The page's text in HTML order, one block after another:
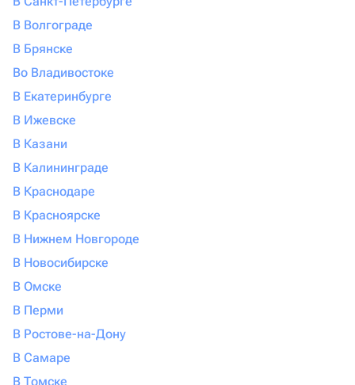
В Волгограде
В Брянске
Во Владивостоке
В Екатеринбурге
В Ижевске
В Казани
В Калининграде
В Краснодаре
В Красноярске
В Нижнем Новгороде
В Новосибирске
В Омске
В Перми
В Ростове-на-Дону
В Самаре
В Томске